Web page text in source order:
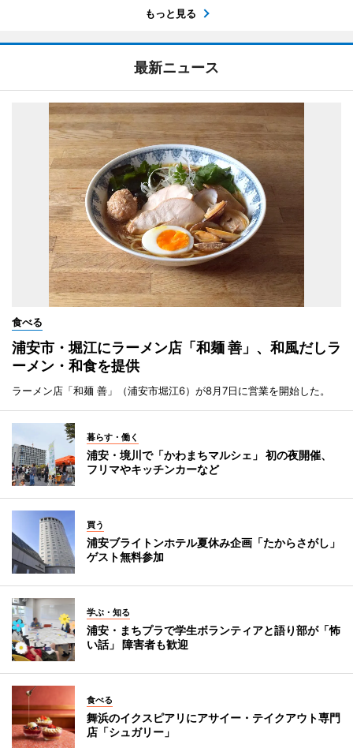
もっと見る
最新ニュース
食べる
浦安市・堀江にラーメン店「和麺 善」、和風だしラ
ーメン・和食を提供
ラーメン店「和麺 善」（浦安市堀江6）が8月7日に営業を開始した。
暮らす・働く
浦安・境川で「かわまちマルシェ」 初の夜開催、
フリマやキッチンカーなど
買う
浦安ブライトンホテル夏休み企画「たからさがし」
ゲスト無料参加
学ぶ・知る
浦安・まちプラで学生ボランティアと語り部が「怖
い話」 障害者も歓迎
食べる
舞浜のイクスピアリにアサイー・テイクアウト専門
店「シュガリー」